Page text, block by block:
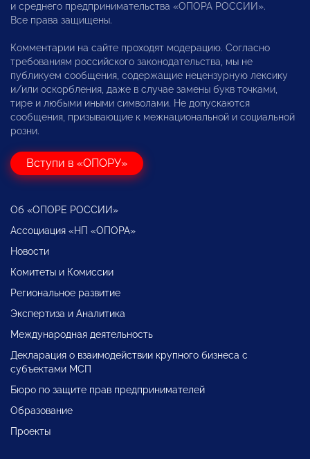
и среднего предпринимательства «ОПОРА РОССИИ».
Все права защищены.
Комментарии на сайте проходят модерацию. Согласно
требованиям российского законодательства, мы не
публикуем сообщения, содержащие нецензурную лексику
и/или оскорбления, даже в случае замены букв точками,
тире и любыми иными символами. Не допускаются
сообщения, призывающие к межнациональной и социальной
розни.
Вступи в «ОПОРУ»
Об «ОПОРЕ РОССИИ»
Ассоциация «НП «ОПОРА»
Новости
Комитеты и Комиссии
Региональное развитие
Экспертиза и Аналитика
Международная деятельность
Декларация о взаимодействии крупного бизнеса с
субъектами МСП
Бюро по защите прав предпринимателей
Образование
Проекты